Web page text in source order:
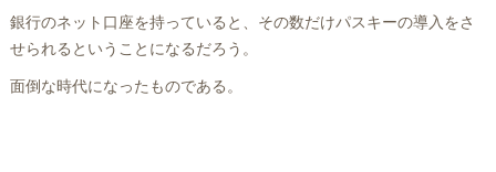
銀行のネット口座を持っていると、その数だけパスキーの導入をさ
せられるということになるだろう。
面倒な時代になったものである。